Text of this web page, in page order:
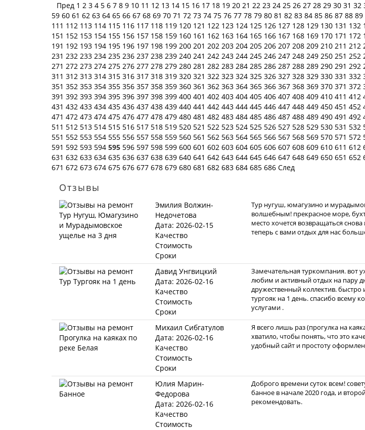
Пред 1 2 3 4 5 6 7 8 9 10 11 12 13 14 15 16 17 18 19 20 21 22 23 24 25 26 27 28 29 30 31 32
59 60 61 62 63 64 65 66 67 68 69 70 71 72 73 74 75 76 77 78 79 80 81 82 83 84 85 86 87 88 89
111 112 113 114 115 116 117 118 119 120 121 122 123 124 125 126 127 128 129 130 131 132
151 152 153 154 155 156 157 158 159 160 161 162 163 164 165 166 167 168 169 170 171 172
191 192 193 194 195 196 197 198 199 200 201 202 203 204 205 206 207 208 209 210 211 212
231 232 233 234 235 236 237 238 239 240 241 242 243 244 245 246 247 248 249 250 251 252
271 272 273 274 275 276 277 278 279 280 281 282 283 284 285 286 287 288 289 290 291 292
311 312 313 314 315 316 317 318 319 320 321 322 323 324 325 326 327 328 329 330 331 332
351 352 353 354 355 356 357 358 359 360 361 362 363 364 365 366 367 368 369 370 371 372
391 392 393 394 395 396 397 398 399 400 401 402 403 404 405 406 407 408 409 410 411 412
431 432 433 434 435 436 437 438 439 440 441 442 443 444 445 446 447 448 449 450 451 452
471 472 473 474 475 476 477 478 479 480 481 482 483 484 485 486 487 488 489 490 491 492
511 512 513 514 515 516 517 518 519 520 521 522 523 524 525 526 527 528 529 530 531 532
551 552 553 554 555 556 557 558 559 560 561 562 563 564 565 566 567 568 569 570 571 572
591 592 593 594 595 596 597 598 599 600 601 602 603 604 605 606 607 608 609 610 611 612
631 632 633 634 635 636 637 638 639 640 641 642 643 644 645 646 647 648 649 650 651 652
671 672 673 674 675 676 677 678 679 680 681 682 683 684 685 686 След
Отзывы
Эмилия Волжин-
Недочетова
Дата: 2026-02-15
Качество
Стоимость
Сроки
Тур нугуш, юмагузино и
волшебным! прекрасное море,
место хочется возвращаться
теперь с вами отдых для нас
Давид Унгвицкий
Дата: 2026-02-16
Качество
Стоимость
Сроки
Замечательная туркомпания. вот
любим и активный отдых на пару
дружественный коллектив.
тургояк на 1 день. спасибо всему
услугами .
Михаил Сибгатулов
Дата: 2026-02-16
Качество
Стоимость
Сроки
Я всего лишь раз (прогулка на
хватило, чтобы понять, что это
удобный сайт и простоту
Юлия Марин-
Федорова
Дата: 2026-02-16
Качество
Стоимость
Доброго времени суток всем!
банное в начале 2020 года, и
рекомендовать.